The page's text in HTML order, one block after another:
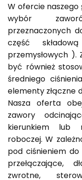
W ofercie naszego
wybór
przeznaczonych
część
przemysłowych ).
być również
średniego
elementy złączne
Nasza oferta
zawory
kierunkiem lub
roboczej. W
pod ciśnieniem
przełączające,
zwrotne,